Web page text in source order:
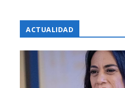
ACTUALIDAD